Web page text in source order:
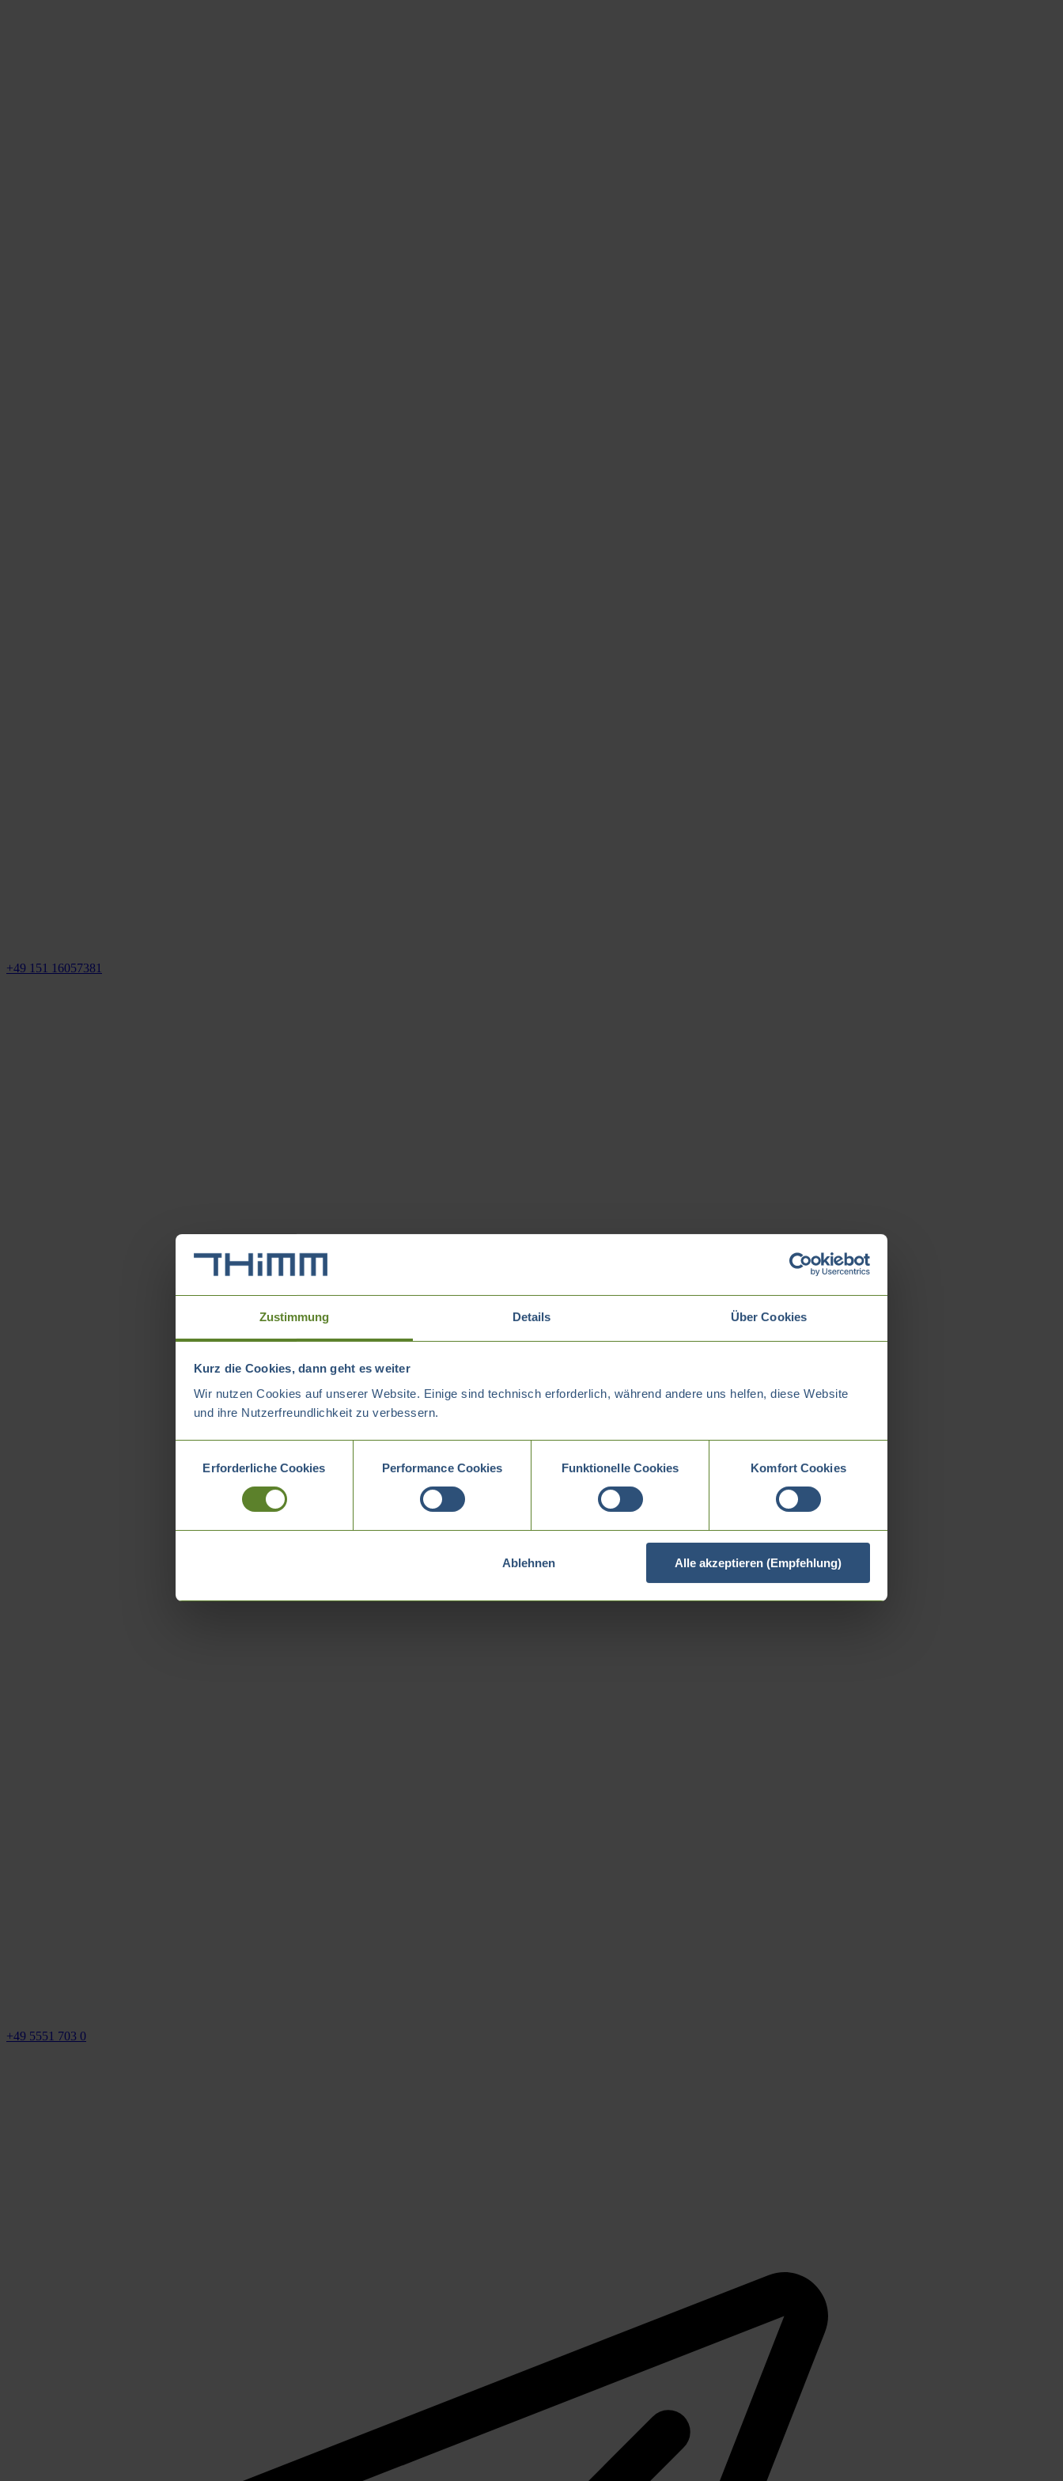
Zustimmung Details Über Cookies
Kurz die Cookies, dann geht es weiter
Wir nutzen Cookies auf unserer Website. Einige sind technisch erforderlich, während andere uns helfen, diese Website
und ihre Nutzerfreundlichkeit zu verbessern.
Erforderliche Cookies
Performance Cookies Funktionelle Cookies Komfort Cookies
Ablehnen Alle akzeptieren (Empfehlung)
+49 151 16057381
+49 5551 703 0